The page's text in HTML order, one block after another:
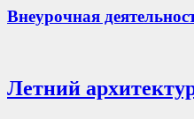
Внеурочная
Летний